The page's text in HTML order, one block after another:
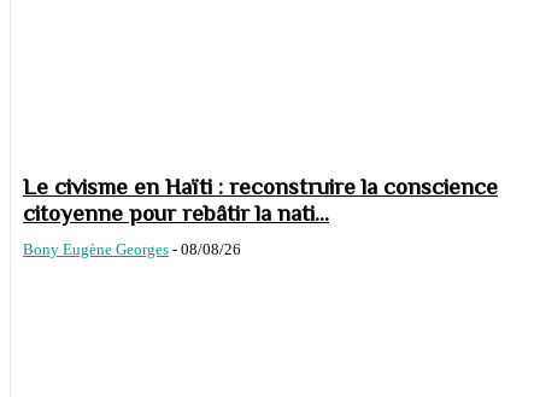
Le civisme en Haïti : reconstruire la conscience
citoyenne pour rebâtir la nati...
Bony Eugène Georges - 08/08/26